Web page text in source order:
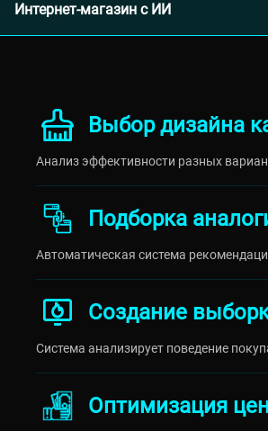
Интернет-магазин с ИИ
Выбор дизайна
Анализ эффективности разных
Подборка
Автоматическая система
Создание
Система анализирует поведение
Оптимизация цен